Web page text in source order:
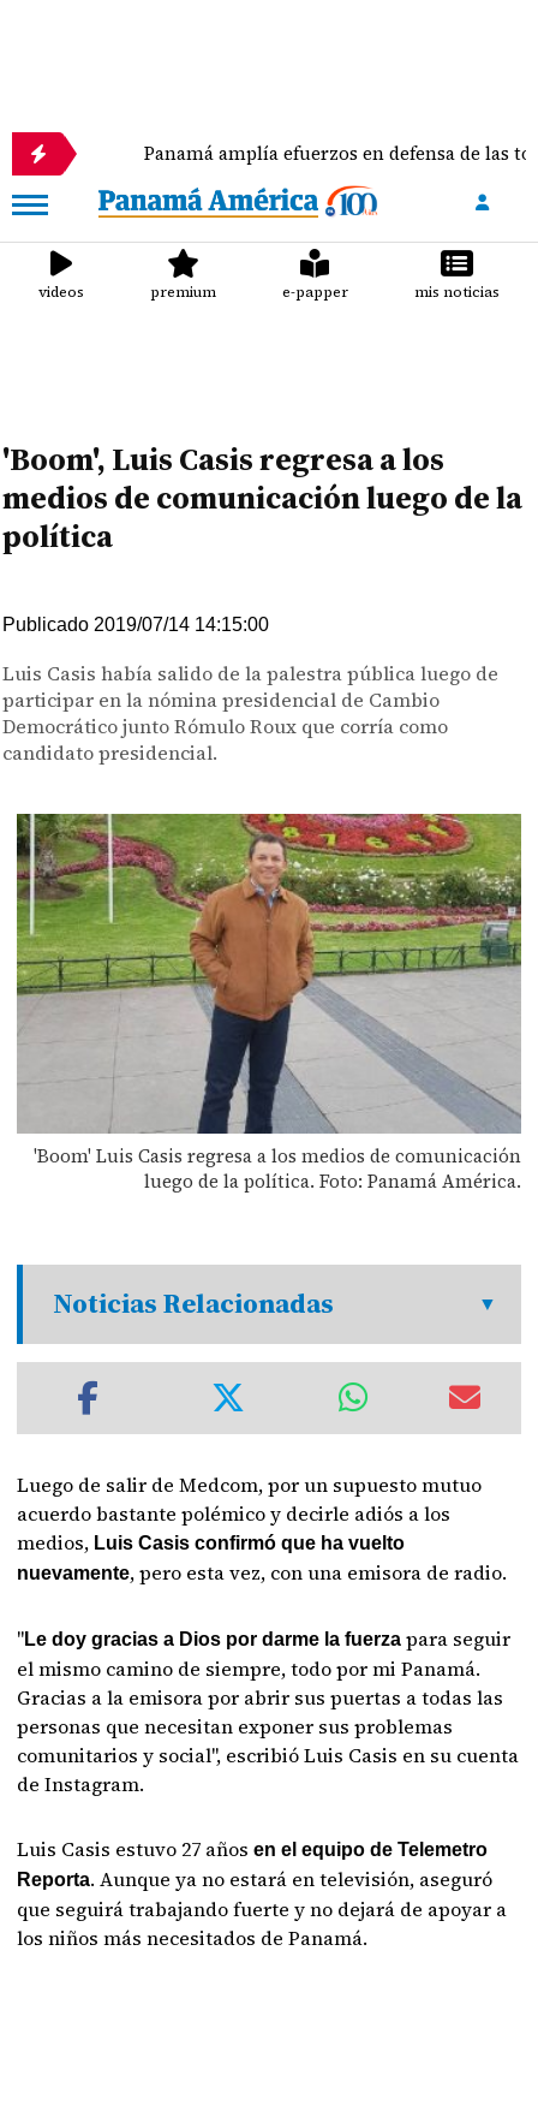
Panamá amplía efuerzos en defensa de las tortugas
videos premium e-papper mis noticias
'Boom', Luis Casis regresa a los
medios de comunicación luego de la
política
Publicado 2019/07/14 14:15:00
Luis Casis había salido de la palestra pública luego de
participar en la nómina presidencial de Cambio
Democrático junto Rómulo Roux que corría como
candidato presidencial.
'Boom' Luis Casis regresa a los medios de comunicación
luego de la política. Foto: Panamá América.
Noticias Relacionadas
Luego de salir de Medcom, por un supuesto mutuo
acuerdo bastante polémico y decirle adiós a los
medios, Luis Casis confirmó que ha vuelto
nuevamente, pero esta vez, con una emisora de radio.
"Le doy gracias a Dios por darme la fuerzapara seguir
el mismo camino de siempre, todo por mi Panamá.
Gracias a la emisora por abrir sus puertas a todas las
personas que necesitan exponer sus problemas
comunitarios y social", escribió Luis Casis en su cuenta
de Instagram.
Luis Casis estuvo 27 añosen el equipo de Telemetro
Reporta. Aunque ya no estará en televisión, aseguró
que seguirá trabajando fuerte y no dejará de apoyar a
los niños más necesitados de Panamá.